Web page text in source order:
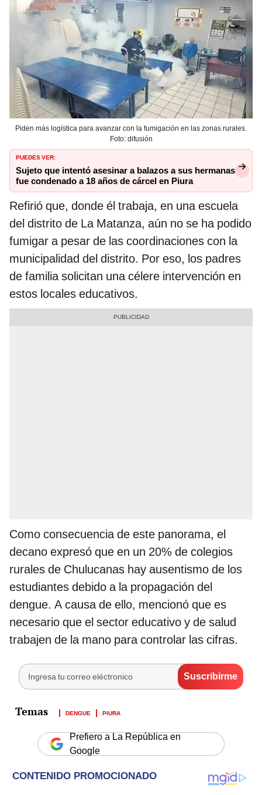
Piden más logística para avanzar con la fumigación en las zonas rurales.
Foto: difusión
PUEDES VER:
Sujeto que intentó asesinar a balazos a sus hermanas
fue condenado a 18 años de cárcel en Piura
Refirió que, donde él trabaja, en una escuela
del distrito de La Matanza, aún no se ha podido
fumigar a pesar de las coordinaciones con la
municipalidad del distrito. Por eso, los padres
de familia solicitan una célere intervención en
estos locales educativos.
Como consecuencia de este panorama, el
decano expresó que en un 20% de colegios
rurales de Chulucanas hay ausentismo de los
estudiantes debido a la propagación del
dengue. A causa de ello, mencionó que es
necesario que el sector educativo y de salud
trabajen de la mano para controlar las cifras.
DENGUE PIURA
Prefiero a La República en
Google